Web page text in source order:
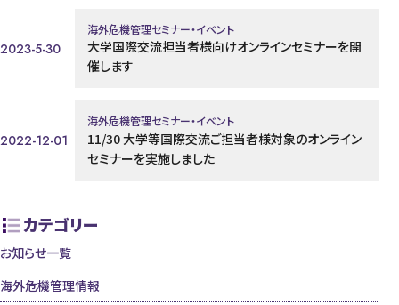
カテゴリー
お知らせ一覧
海外危機管理情報
2023-5-30
海外危機管理セミナー・イベント
大学国際交流担当者様向けオンラインセミナーを開
催します
2022-12-01
海外危機管理セミナー・イベント
11/30 大学等国際交流ご担当者様対象のオンライン
セミナーを実施しました